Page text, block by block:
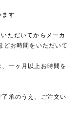
ます
ただいてからメーカ
どお時間をいただいて
一ヶ月以上お時間を
承のうえ、ご注文い